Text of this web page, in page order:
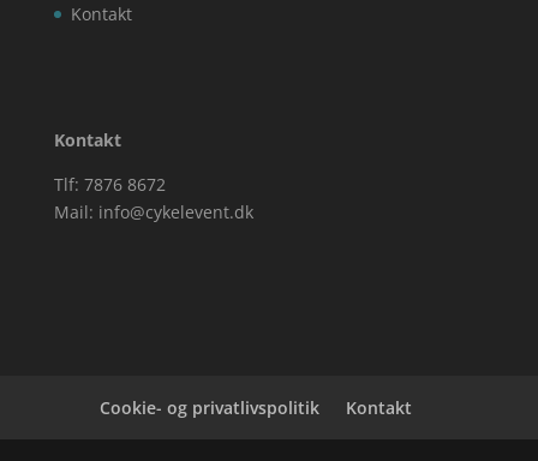
Kontakt
Kontakt
Tlf: 7876 8672
Mail: info@cykelevent.dk
Cookie- og privatlivspolitik Kontakt